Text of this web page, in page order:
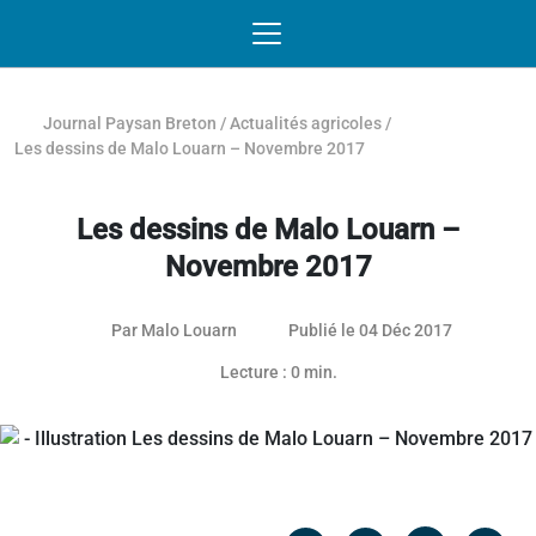
Journal Paysan Breton /Actualités agricoles /
Les dessins de Malo Louarn – Novembre 2017
Les dessins de Malo Louarn –
Novembre 2017
Par Malo Louarn Publié le 04 Déc 2017
Lecture : 0 min.